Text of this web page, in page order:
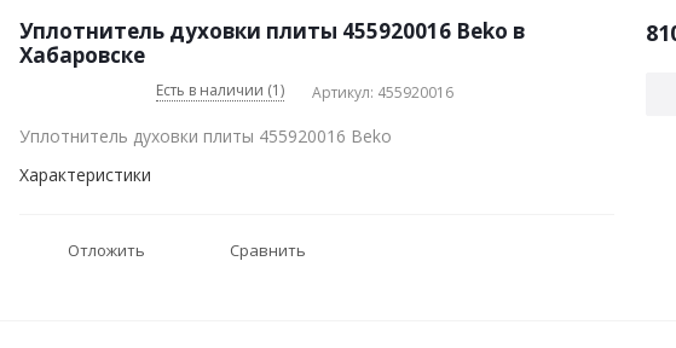
Уплотнитель духовки плиты 455920016 Beko в
Хабаровске
Есть в наличии (1) Артикул: 455920016
Уплотнитель духовки плиты 455920016 Beko
Характеристики
Отложить Сравнить